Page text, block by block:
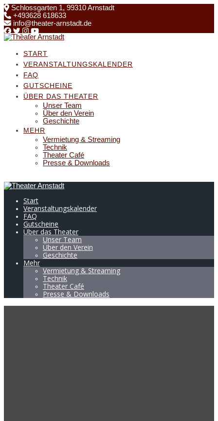
Skip
to
content
Schlossgarten 1, 99310 Arnstadt
+493628 618633
info@theater-arnstadt.de
START
VERANSTALTUNGSKALENDER
FAQ
GUTSCHEINE
ÜBER DAS THEATER
Unser Team
Über den Verein
Geschichte
MEHR
Vermietung & Streaming
Technik
Theater Café
Presse & Downloads
Start
Veranstaltungskalender
FAQ
Gutscheine
Über das Theater
Unser Team
Über den Verein
Geschichte
Mehr
Vermietung & Streaming
Technik
Theater Café
Presse & Downloads